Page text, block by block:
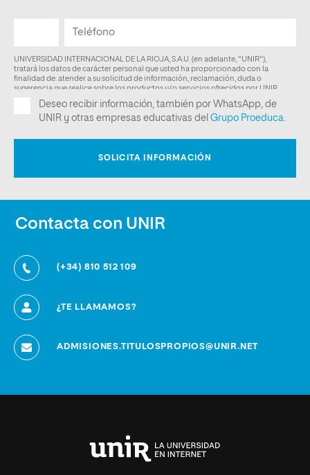
Contacta con UNIR
(+34) 810 512 109
¿TE LLAMAMOS?
ADMISIONES.TITULOSPROPIOS@UNIR.NET